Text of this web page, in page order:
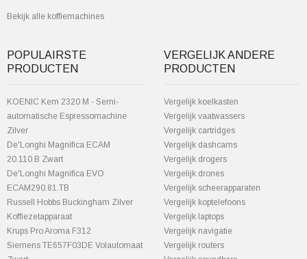
Bekijk alle koffiemachines
POPULAIRSTE
PRODUCTEN
KOENIC Kem 2320 M - Semi-
automatische Espressomachine
Zilver
De'Longhi Magnifica ECAM
20.110.B Zwart
De'Longhi Magnifica EVO
ECAM290.81.TB
Russell Hobbs Buckingham Zilver
Koffiezetapparaat
Krups Pro Aroma F312
Siemens TE657F03DE Volautomaat
VERGELIJK ANDERE
PRODUCTEN
Vergelijk koelkasten
Vergelijk vaatwassers
Vergelijk cartridges
Vergelijk dashcams
Vergelijk drogers
Vergelijk drones
Vergelijk scheerapparaten
Vergelijk koptelefoons
Vergelijk laptops
Vergelijk navigatie
Vergelijk routers